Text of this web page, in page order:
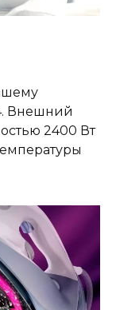
Внешний
2400 Вт